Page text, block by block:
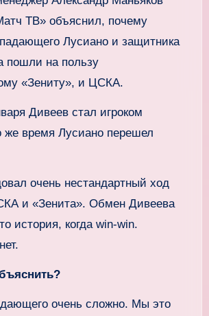
ТВ» объяснил, почему
Лусиано и защитника
пошли на пользу
«Зениту», и ЦСКА.
Дивеев стал игроком
же время Лусиано перешел
очень нестандартный ход
и «Зенита». Обмен Дивеева
история, когда win‑win.
очень сложно. Мы это